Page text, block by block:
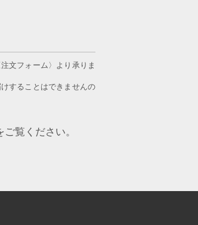
文フォーム〉より承りま
することはできませんの
ご覧ください。